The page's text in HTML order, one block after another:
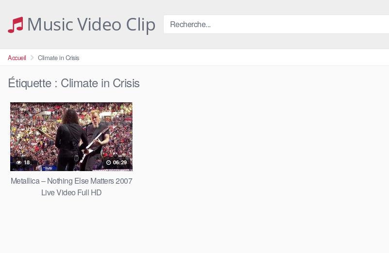
contentMusic Video Clip
Accueil Climate in Crisis
Étiquette : Climate in Crisis
18 06:29
Metallica – Nothing Else Matters 2007
Live Video Full HD